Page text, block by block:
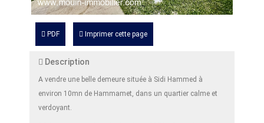
PDF Imprimer cette page
Description
A vendre une belle demeure située à Sidi Hammed à
environ 10mn de Hammamet, dans un quartier calme et
verdoyant.